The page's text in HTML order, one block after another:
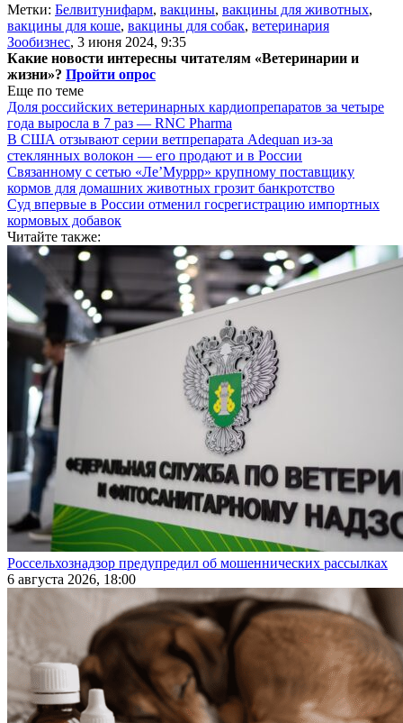
Метки: Белвитунифарм, вакцины, вакцины для животных,
вакцины для коше, вакцины для собак, ветеринария
Зообизнес, 3 июня 2024, 9:35
Какие новости интересны читателям «Ветеринарии и
жизни»? Пройти опрос
Еще по теме
Доля российских ветеринарных кардиопрепаратов за четыре
года выросла в 7 раз — RNC Pharma
В США отзывают серии ветпрепарата Adequan из-за
стеклянных волокон — его продают и в России
Связанному с сетью «Ле’Муррр» крупному поставщику
кормов для домашних животных грозит банкротство
Суд впервые в России отменил госрегистрацию импортных
кормовых добавок
Читайте также:
Россельхознадзор предупредил об мошеннических рассылках
6 августа 2026, 18:00